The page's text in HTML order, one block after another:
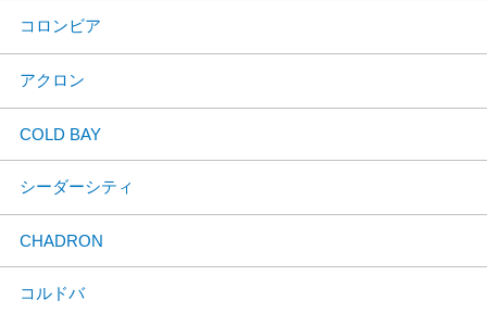
コロンビア
アクロン
COLD BAY
シーダーシティ
CHADRON
コルドバ